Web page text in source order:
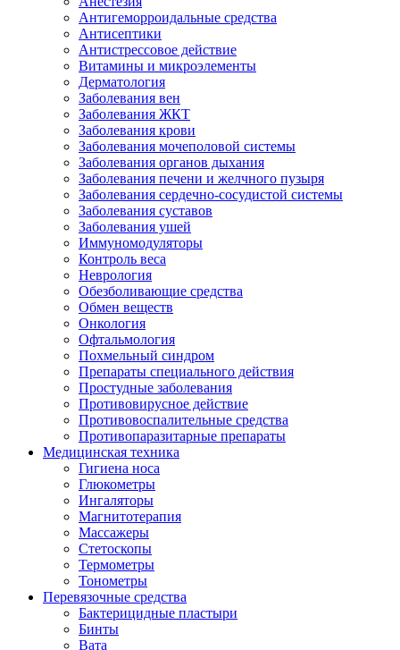
Антигеморроидальные средства
Антисептики
Антистрессовое действие
Витамины и микроэлементы
Дерматология
Заболевания вен
Заболевания ЖКТ
Заболевания крови
Заболевания мочеполовой системы
Заболевания органов дыхания
Заболевания печени и желчного пузыря
Заболевания сердечно-сосудистой системы
Заболевания суставов
Заболевания ушей
Иммуномодуляторы
Контроль веса
Неврология
Обезболивающие средства
Обмен веществ
Онкология
Офтальмология
Похмельный синдром
Препараты специального действия
Простудные заболевания
Противовирусное действие
Противовоспалительные средства
Противопаразитарные препараты
Медицинская техника
Гигиена носа
Глюкометры
Ингаляторы
Магнитотерапия
Массажеры
Стетоскопы
Термометры
Тонометры
Перевязочные средства
Бактерицидные пластыри
Бинты
Вата